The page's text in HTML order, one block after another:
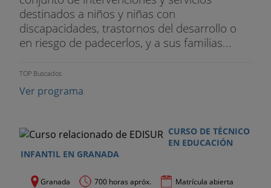
destinados a niños y niñas con
discapacidades, trastornos del desarrollo o
en riesgo de padecerlos, y a sus familias...
TOP Buscados
Ver programa
CURSO DE TÉCNICO
EN EDUCACIÓN
INFANTIL EN GRANADA
Granada 700 horas apróx. Matrícula abierta